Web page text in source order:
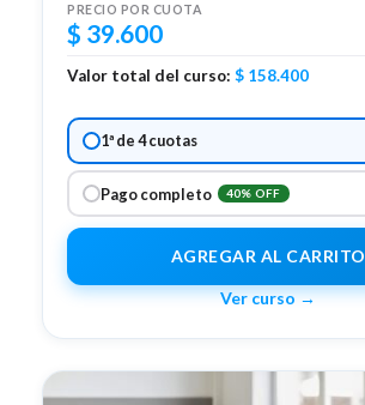
PRECIO POR CUOTA
$ 39.600
Valor total del curso: $ 158.400
1ª de 4 cuotas
Pago completo 40% OFF
AGREGAR AL CARRITO
Ver curso →